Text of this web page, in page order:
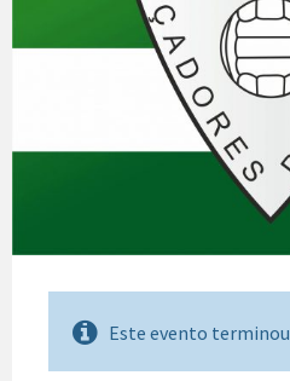
Este evento terminou